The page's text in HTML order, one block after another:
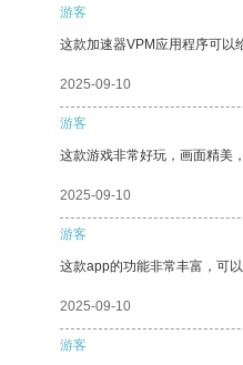
游客
这款加速器VPM应用程序可以
2025-09-10
游客
这款游戏非常好玩，画面精美
2025-09-10
游客
这款app的功能非常丰富，可
2025-09-10
游客